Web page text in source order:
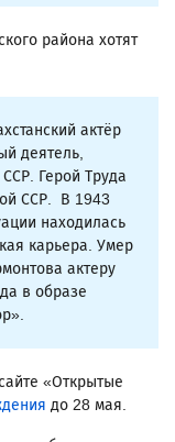
района хотят
актёр
деятель,
Герой Труда
ССР. В 1943
находилась
карьера. Умер
актеру
в образе
«Открытые
до 28 мая.